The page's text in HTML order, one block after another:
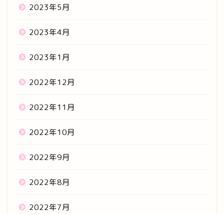
2023年5月
2023年4月
2023年1月
2022年12月
2022年11月
2022年10月
2022年9月
2022年8月
2022年7月